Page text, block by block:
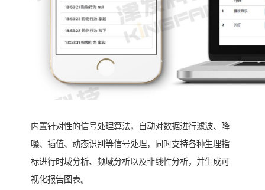
内置针对性的信号处理算法，自动对数据进行滤波、降
噪、插值、动态识别等信号处理，同时支持各种生理指
标进行时域分析、频域分析以及非线性分析，并生成可
视化报告图表。